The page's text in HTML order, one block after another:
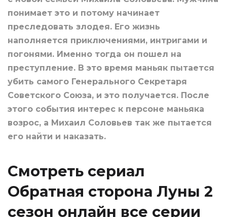
понимает это и потому начинает
преследовать злодея. Его жизнь
наполняется приключениями, интригами и
погонями. Именно тогда он пошел на
преступление. В это время маньяк пытается
убить самого Генерального Секретаря
Советского Союза, и это получается. После
этого события интерес к персоне маньяка
возрос, а Михаил Соловьев так же пытается
его найти и наказать.
Смотреть сериал
Обратная сторона Луны 2
сезон онлайн все серии